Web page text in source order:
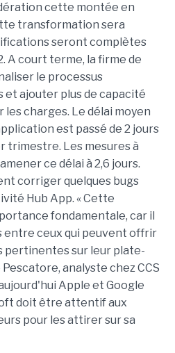
cette montée en
transformation sera
seront complètes
A court terme, la firme de
le processus
et ajouter plus de capacité
charges. Le délai moyen
est passé de 2 jours
trimestre. Les mesures à
ce délai à 2,6 jours.
corriger quelques bugs
Hub App. « Cette
fondamentale, car il
entre ceux qui peuvent offrir
pertinentes sur leur plate-
analyste chez CCS
Apple et Google
doit être attentif aux
pour les attirer sur sa